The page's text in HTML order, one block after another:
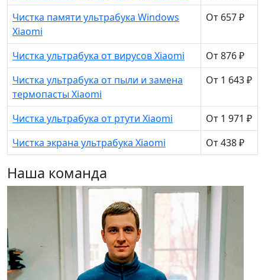
Чистка памяти ультрабука Windows
Xiaomi
От 657 ₽
Чистка ультрабука от вирусов Xiaomi
От 876 ₽
Чистка ультрабука от пыли и замена
термопасты Xiaomi
От 1 643 ₽
Чистка ультрабука от ртути Xiaomi
От 1 971 ₽
Чистка экрана ультрабука Xiaomi
От 438 ₽
Наша команда